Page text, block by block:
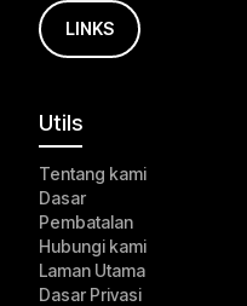
LINKS
Utils
Tentang kami
Dasar
Pembatalan
Hubungi kami
Laman Utama
Dasar Privasi